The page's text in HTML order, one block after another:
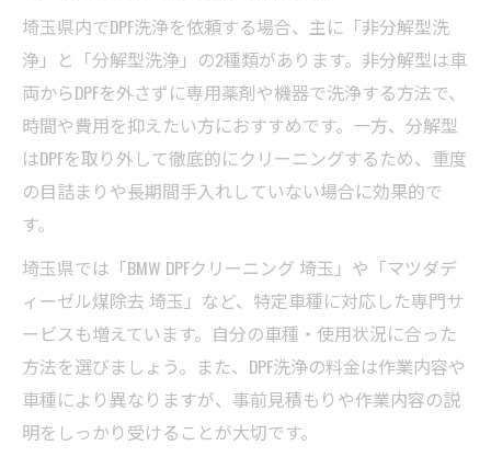
埼玉県内でDPF洗浄を依頼する場合、主に「非分解型洗
浄」と「分解型洗浄」の2種類があります。非分解型は車
両からDPFを外さずに専用薬剤や機器で洗浄する方法で、
時間や費用を抑えたい方におすすめです。一方、分解型
はDPFを取り外して徹底的にクリーニングするため、重度
の目詰まりや長期間手入れしていない場合に効果的で
す。
埼玉県では「BMW DPFクリーニング 埼玉」や「マツダデ
ィーゼル煤除去 埼玉」など、特定車種に対応した専門サ
ービスも増えています。自分の車種・使用状況に合った
方法を選びましょう。また、DPF洗浄の料金は作業内容や
車種により異なりますが、事前見積もりや作業内容の説
明をしっかり受けることが大切です。